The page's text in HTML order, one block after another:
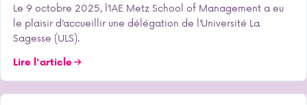
Le 9 octobre 2025, l’IAE Metz School of Management a eu
le plaisir d’accueillir une délégation de l’Université La
Sagesse (ULS).
Lire l'article